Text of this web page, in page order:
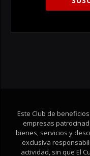
Este Club de
empresas
bienes, servicios y
exclusiva
actividad, sin que El